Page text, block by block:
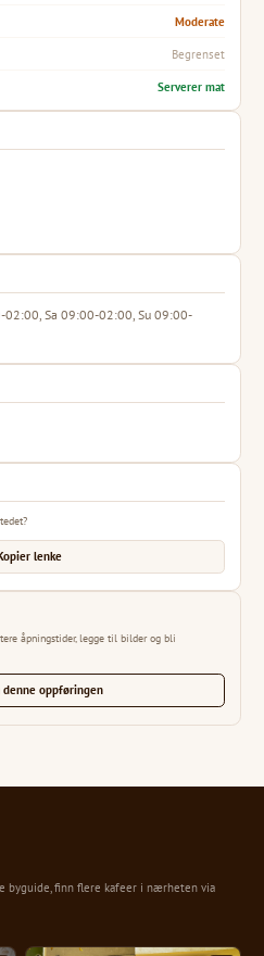
Moderate
Begrenset
Serverer mat
Sa 09:00-02:00, Su 09:00-
lenke
åpningstider, legge til bilder og bli
denne oppføringen
byguide, finn flere kafeer i nærheten via